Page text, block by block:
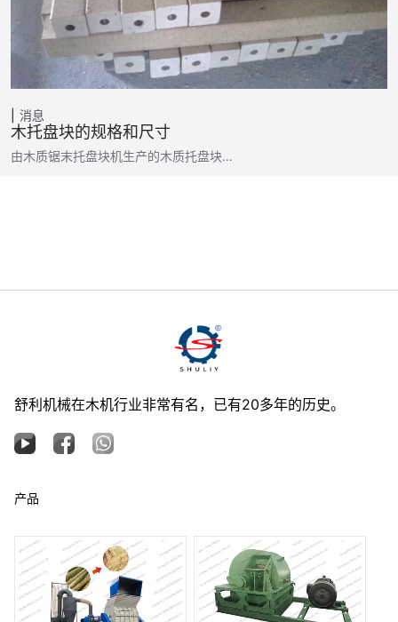
消息
木托盘块的规格和尺寸
由木质锯末托盘块机生产的木质托盘块…
舒利机械在木机行业非常有名，已有20多年的历史。
产品